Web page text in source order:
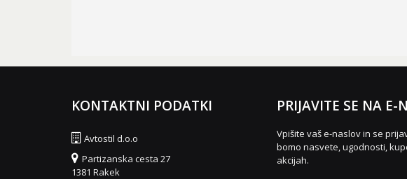
KONTAKTNI PODATKI
Avtostil d.o.o
Partizanska cesta 27
1381 Rakek
PRIJAVITE SE NA E-
Vpišite vaš e-naslov in se
bomo nasvete, ugodnosti,
akcijah.